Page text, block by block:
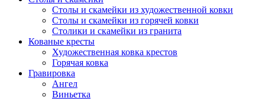
Столы и скамейки из художественной ковки
Столы и скамейки из горячей ковки
Столики и скамейки из гранита
Кованые кресты
Художественная ковка крестов
Горячая ковка
Гравировка
Ангел
Виньетка